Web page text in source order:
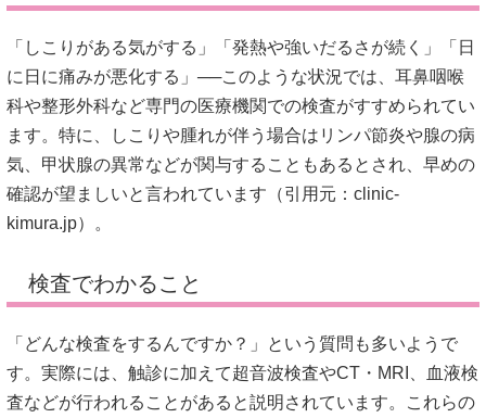
「しこりがある気がする」「発熱や強いだるさが続く」「日
に日に痛みが悪化する」──このような状況では、耳鼻咽喉
科や整形外科など専門の医療機関での検査がすすめられてい
ます。特に、しこりや腫れが伴う場合はリンパ節炎や腺の病
気、甲状腺の異常などが関与することもあるとされ、早めの
確認が望ましいと言われています（引用元： clinic-
kimura.jp）。
検査でわかること
「どんな検査をするんですか？」という質問も多いようで
す。実際には、触診に加えて超音波検査やCT・MRI、血液検
査などが行われることがあると説明されています。これらの